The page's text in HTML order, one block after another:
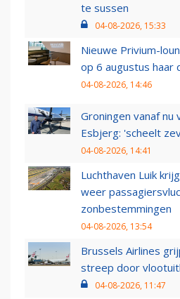
te sussen
04-08-2026, 15:33
Nieuwe Privium-
op 6 augustus haar
04-08-2026, 14:46
Groningen vanaf
Esbjerg: 'scheelt
04-08-2026, 14:41
Luchthaven Luik
weer
zonbestemmingen
04-08-2026, 13:54
Brussels Airlines
streep door
04-08-2026, 11:47